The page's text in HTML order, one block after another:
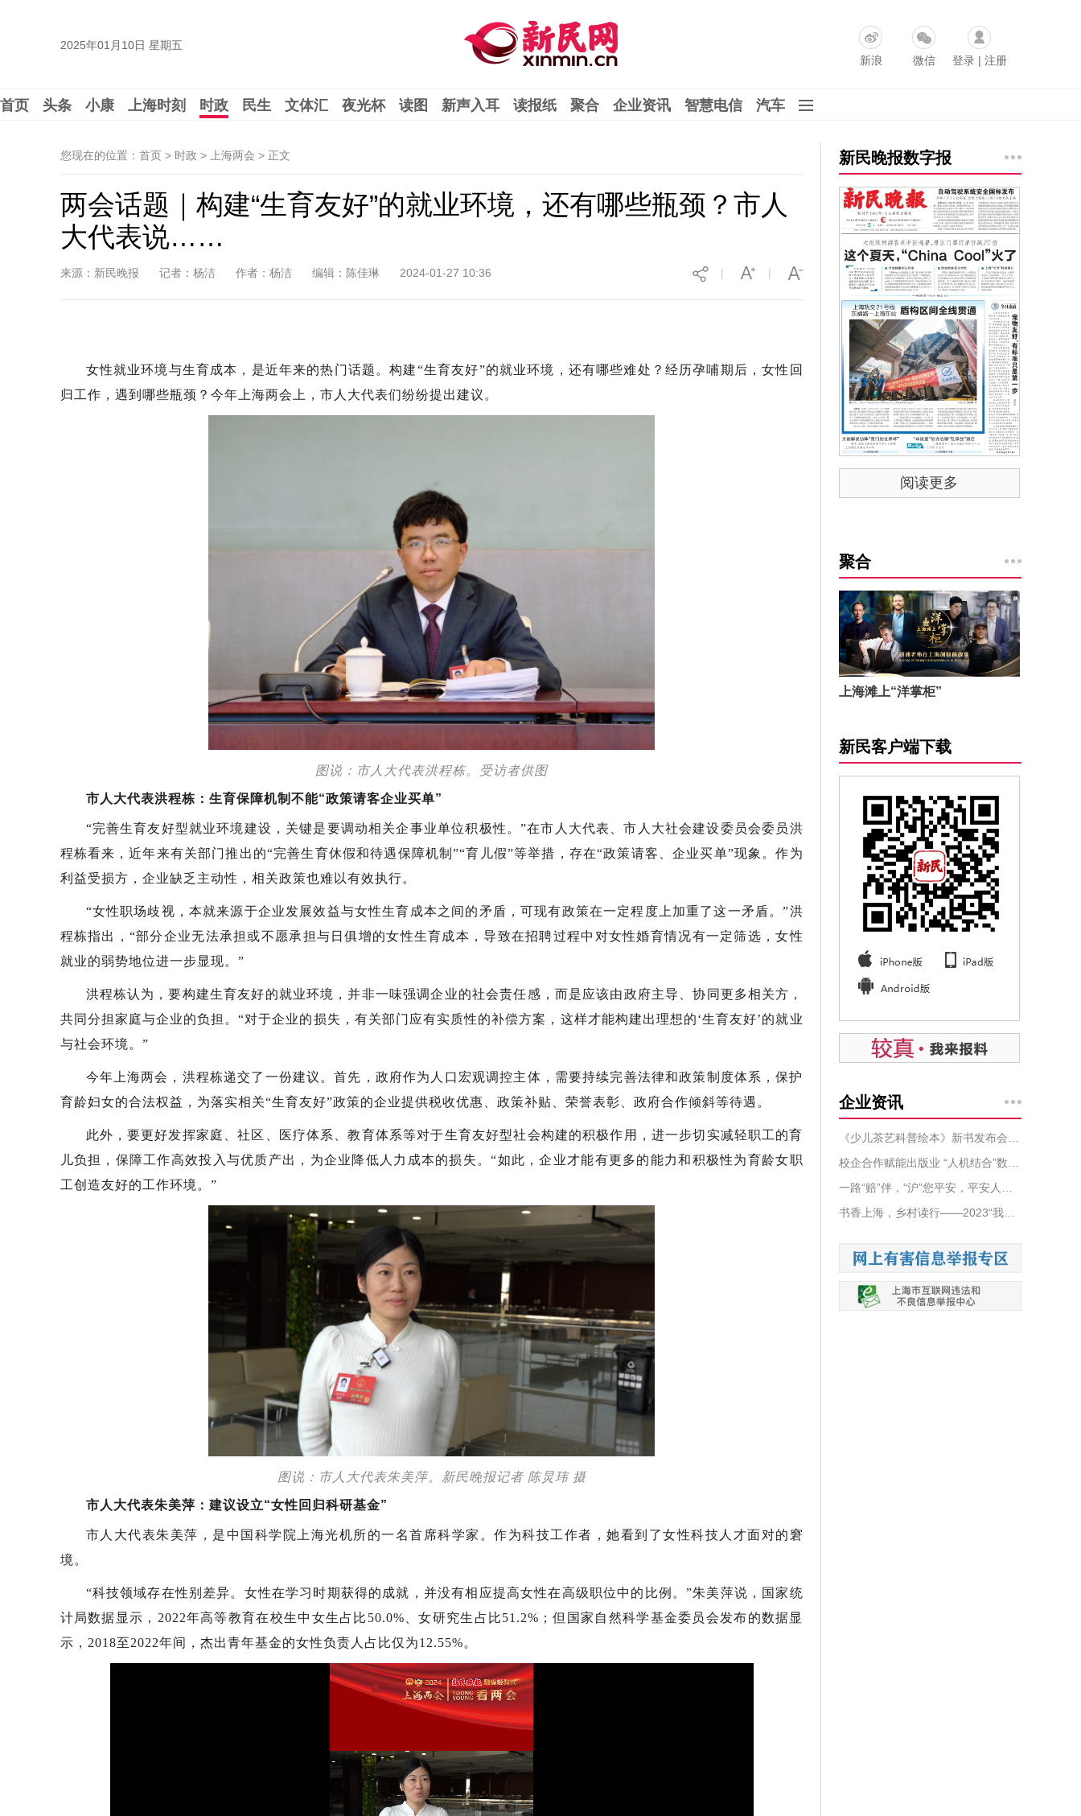
2025年01月10日 星期五
新浪
微信 登录| 注册
首页 头条 小康 上海时刻 时政 民生 文体汇 夜光杯 读图 新声入耳 读报纸 聚合 企业资讯 智慧电信 汽车
您现在的位置：首页 > 时政 > 上海两会 > 正文
两会话题｜构建“生育友好”的就业环境，还有哪些瓶颈？市人
大代表说……
来源：新民晚报 记者：杨洁 作者：杨洁 编辑：陈佳琳 2024-01-27 10:36 |
|
女性就业环境与生育成本，是近年来的热门话题。构建“生育友好”的就业环境，还有哪些难处？经历孕哺期后，女性回
归工作，遇到哪些瓶颈？今年上海两会上，市人大代表们纷纷提出建议。
图说：市人大代表洪程栋。受访者供图
市人大代表洪程栋：生育保障机制不能“政策请客企业买单”
“完善生育友好型就业环境建设，关键是要调动相关企事业单位积极性。”在市人大代表、市人大社会建设委员会委员洪
程栋看来，近年来有关部门推出的“完善生育休假和待遇保障机制”“育儿假”等举措，存在“政策请客、企业买单”现象。作为
利益受损方，企业缺乏主动性，相关政策也难以有效执行。
“女性职场歧视，本就来源于企业发展效益与女性生育成本之间的矛盾，可现有政策在一定程度上加重了这一矛盾。”洪
程栋指出，“部分企业无法承担或不愿承担与日俱增的女性生育成本，导致在招聘过程中对女性婚育情况有一定筛选，女性
就业的弱势地位进一步显现。”
洪程栋认为，要构建生育友好的就业环境，并非一味强调企业的社会责任感，而是应该由政府主导、协同更多相关方，
共同分担家庭与企业的负担。“对于企业的损失，有关部门应有实质性的补偿方案，这样才能构建出理想的‘生育友好’的就业
与社会环境。”
今年上海两会，洪程栋递交了一份建议。首先，政府作为人口宏观调控主体，需要持续完善法律和政策制度体系，保护
育龄妇女的合法权益，为落实相关“生育友好”政策的企业提供税收优惠、政策补贴、荣誉表彰、政府合作倾斜等待遇。
此外，要更好发挥家庭、社区、医疗体系、教育体系等对于生育友好型社会构建的积极作用，进一步切实减轻职工的育
儿负担，保障工作高效投入与优质产出，为企业降低人力成本的损失。“如此，企业才能有更多的能力和积极性为育龄女职
工创造友好的工作环境。”
图说：市人大代表朱美萍。新民晚报记者 陈炅玮 摄
市人大代表朱美萍：建议设立“女性回归科研基金”
市人大代表朱美萍，是中国科学院上海光机所的一名首席科学家。作为科技工作者，她看到了女性科技人才面对的窘
境。
“科技领域存在性别差异。女性在学习时期获得的成就，并没有相应提高女性在高级职位中的比例。”朱美萍说，国家统
计局数据显示，2022年高等教育在校生中女生占比50.0%、女研究生占比51.2%；但国家自然科学基金委员会发布的数据显
示，2018至2022年间，杰出青年基金的女性负责人占比仅为12.55%。
新民晚报数字报
阅读更多
聚合
上海滩上“洋掌柜”
新民客户端下载
企业资讯
书香上海，乡村读行——2023“我的书屋我的梦”上海少年儿童阅读实践活动